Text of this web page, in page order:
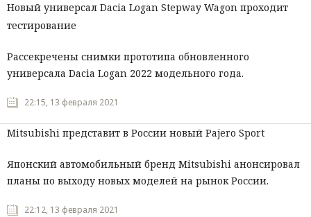
Новый универсал Dacia Logan Stepway Wagon проходит
тестирование
Рассекречены снимки прототипа обновленного
универсала Dacia Logan 2022 модельного года.
22:15, 13 февраля 2021
Mitsubishi представит в России новый Pajero Sport
Японский автомобильный бренд Mitsubishi анонсировал
планы по выходу новых моделей на рынок России.
22:12, 13 февраля 2021